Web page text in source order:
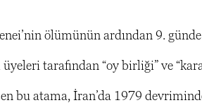
ölümünün ardından 9.
tarafından “oy birliği” ve
bu atama, İran’da 1979